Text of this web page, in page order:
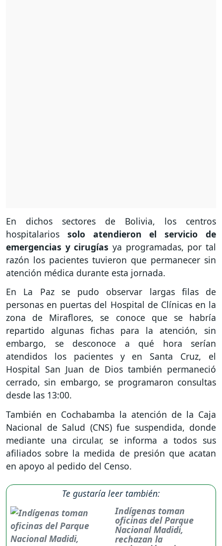
En dichos sectores de Bolivia, los centros
hospitalarios solo atendieron el servicio de
emergencias y cirugías ya programadas, por tal
razón los pacientes tuvieron que permanecer sin
atención médica durante esta jornada.
En La Paz se pudo observar largas filas de
personas en puertas del Hospital de Clínicas en la
zona de Miraflores, se conoce que se habría
repartido algunas fichas para la atención, sin
embargo, se desconoce a qué hora serían
atendidos los pacientes y en Santa Cruz, el
Hospital San Juan de Dios también permaneció
cerrado, sin embargo, se programaron consultas
desde las 13:00.
También en Cochabamba la atención de la Caja
Nacional de Salud (CNS) fue suspendida, donde
mediante una circular, se informa a todos sus
afiliados sobre la medida de presión que acatan
en apoyo al pedido del Censo.
Te gustaría leer también:
Indígenas toman
oficinas del Parque
Nacional Madidi,
rechazan la